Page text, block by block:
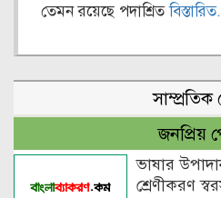
তেমন রয়েছে পদাশ্রিত
জনপ্রিয়
ভাষার
শ্রেণীকরণ